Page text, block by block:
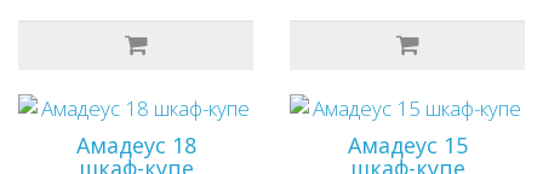
Амадеус 18
шкаф-купе
Амадеус 15
шкаф-купе